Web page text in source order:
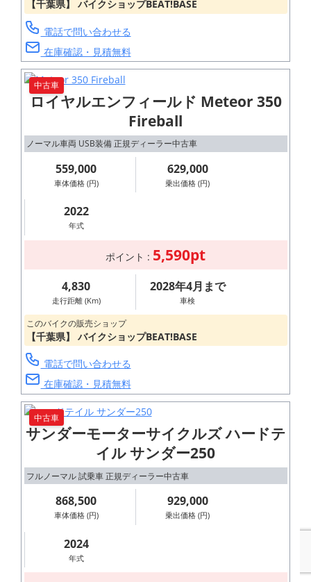
【千葉県】 バイクショップBEAT!BASE
電話で問い合わせる
在庫確認・見積無料
中古車
ロイヤルエンフィールド Meteor 350
Fireball
ノーマル車両 USB装備 正規ディーラー中古車
559,000
車体価格 (円)
629,000
乗出価格 (円)
2022
年式
ポイント : 5,590pt
4,830
走行距離 (Km)
2028年4月まで
車検
このバイクの販売ショップ
【千葉県】 バイクショップBEAT!BASE
電話で問い合わせる
在庫確認・見積無料
中古車
サンダーモーターサイクルズ ハードテ
イル サンダー250
フルノーマル 試乗車 正規ディーラー中古車
868,500
車体価格 (円)
929,000
乗出価格 (円)
2024
年式